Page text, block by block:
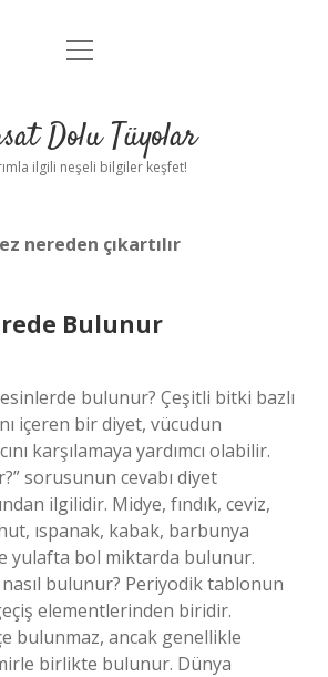
Gizlilik Politikası
Yasal Uyarı
menüyü
Dolu Tüyolar
ilgili neşeli bilgiler keşfet!
nereden çıkartılır
Bulunur
bulunur? Çeşitli bitki bazlı
içeren bir diyet, vücudun
karşılamaya yardımcı olabilir.
sorusunun cevabı diyet
ilgilidir. Midye, fındık, ceviz,
ıspanak, kabak, barbunya
yulafta bol miktarda bulunur.
bulunur? Periyodik tablonun
elementlerinden biridir.
bulunmaz, ancak genellikle
birlikte bulunur. Dünya